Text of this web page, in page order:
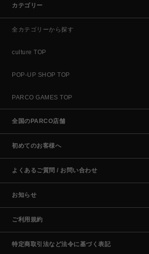
カテゴリー
全カテゴリーから探す
culture TOP
POP-UP SHOP TOP
PARCO GAMES TOP
全国のPARCO店舗
初めてのお客様へ
よくあるご質問 / お問い合わせ
お知らせ
ご利用規約
特定商取引法など法令に基づく表記